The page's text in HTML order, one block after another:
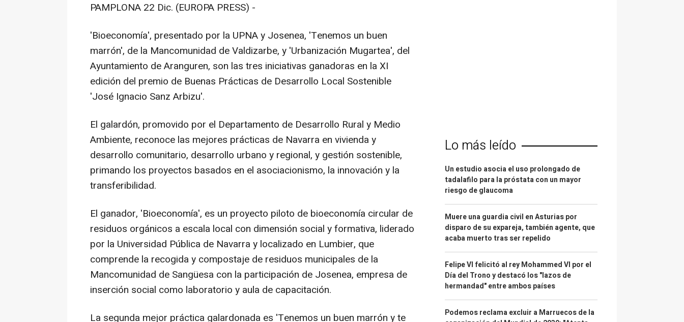
PAMPLONA 22 Dic. (EUROPA PRESS) -
'Bioeconomía', presentado por la UPNA y Josenea, 'Tenemos un buen
marrón', de la Mancomunidad de Valdizarbe, y 'Urbanización Mugartea', del
Ayuntamiento de Aranguren, son las tres iniciativas ganadoras en la XI
edición del premio de Buenas Prácticas de Desarrollo Local Sostenible
'José Ignacio Sanz Arbizu'.
El galardón, promovido por el Departamento de Desarrollo Rural y Medio
Ambiente, reconoce las mejores prácticas de Navarra en vivienda y
desarrollo comunitario, desarrollo urbano y regional, y gestión sostenible,
primando los proyectos basados en el asociacionismo, la innovación y la
transferibilidad.
El ganador, 'Bioeconomía', es un proyecto piloto de bioeconomía circular de
residuos orgánicos a escala local con dimensión social y formativa, liderado
por la Universidad Pública de Navarra y localizado en Lumbier, que
comprende la recogida y compostaje de residuos municipales de la
Mancomunidad de Sangüesa con la participación de Josenea, empresa de
inserción social como laboratorio y aula de capacitación.
La segunda mejor práctica galardonada es 'Tenemos un buen marrón y te
Lo más leído
Un estudio asocia el uso prolongado de
tadalafilo para la próstata con un mayor
riesgo de glaucoma
Muere una guardia civil en Asturias por
disparo de su expareja, también agente, que
acaba muerto tras ser repelido
Felipe VI felicitó al rey Mohammed VI por el
Día del Trono y destacó los "lazos de
hermandad" entre ambos países
Podemos reclama excluir a Marruecos de la